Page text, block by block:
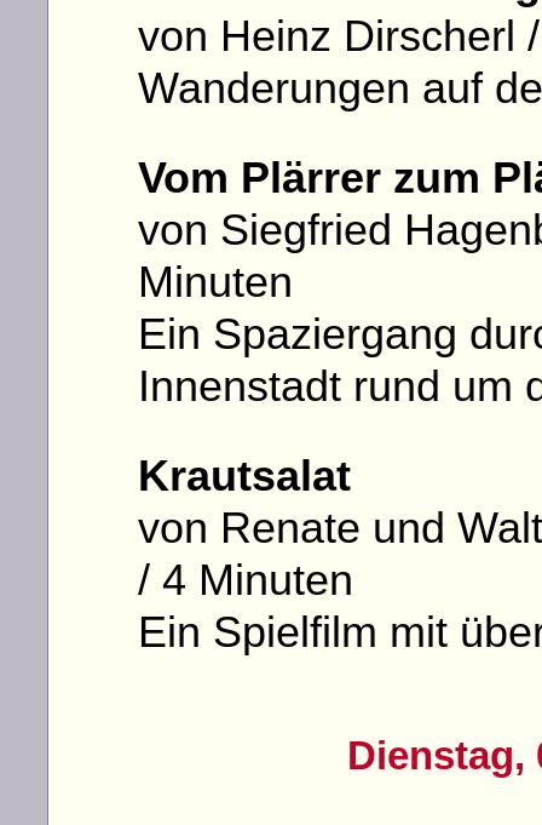
von Heinz Dirscherl
Wanderungen auf
Vom Plärrer zum
von Siegfried
Minuten
Ein Spaziergang
Innenstadt rund um
Krautsalat
von Renate und
/ 4 Minuten
Ein Spielfilm mit
Dienstag,